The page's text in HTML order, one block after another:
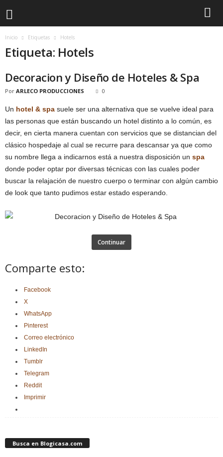
Inicio Etiquetas Hotels
Etiqueta: Hotels
Decoracion y Diseño de Hoteles & Spa
Por ARLECO PRODUCCIONES 0
Un hotel & spa suele ser una alternativa que se vuelve ideal para
las personas que están buscando un hotel distinto a lo común, es
decir, en cierta manera cuentan con servicios que se distancian del
clásico hospedaje al cual se recurre para descansar ya que como
su nombre llega a indicarnos está a nuestra disposición un spa
donde poder optar por diversas técnicas con las cuales poder
buscar la relajación de nuestro cuerpo o terminar con algún cambio
de look que tanto pudimos estar estado esperando.
Continuar
Comparte esto:
Facebook
X
WhatsApp
Pinterest
Correo electrónico
LinkedIn
Tumblr
Telegram
Reddit
Imprimir
Busca en Blogicasa.com